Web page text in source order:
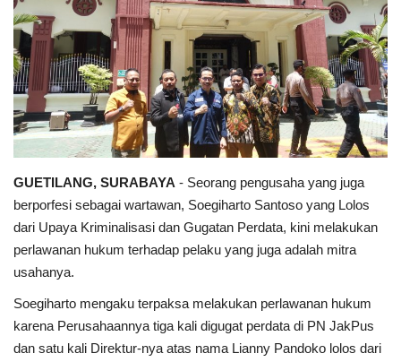
Cybers Event
UMKM & Ekonomi Kreatif
Pekerja Migran Indonesia
Ekonomi
Pendidikan
Informasi Journalism
Olahraga
Kesehatan
GUETILANG, SURABAYA - Seorang pengusaha yang juga
berporfesi sebagai wartawan, Soegiharto Santoso yang Lolos
dari Upaya Kriminalisasi dan Gugatan Perdata, kini melakukan
perlawanan hukum terhadap pelaku yang juga adalah mitra
usahanya.
Soegiharto mengaku terpaksa melakukan perlawanan hukum
karena Perusahaannya tiga kali digugat perdata di PN JakPus
dan satu kali Direktur-nya atas nama Lianny Pandoko lolos dari